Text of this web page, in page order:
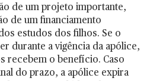
de um projeto importante,
de um financiamento
estudos dos filhos. Se o
durante a vigência da apólice,
recebem o benefício. Caso
do prazo, a apólice expira